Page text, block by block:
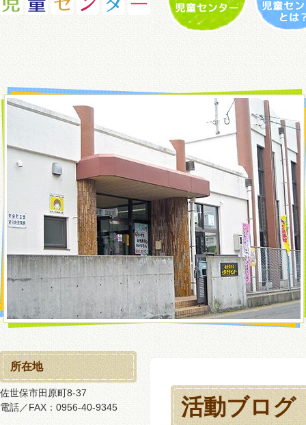
佐世保市立児童センター
活動ブログ
所在地
佐世保市田原町8-37
電話／FAX：0956-40-9345